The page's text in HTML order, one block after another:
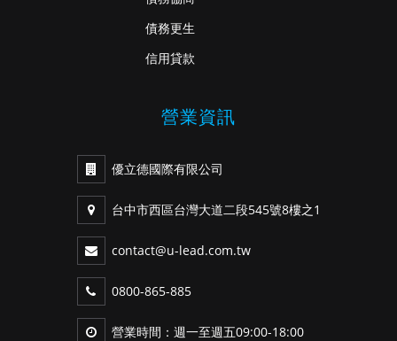
債務更生
信用貸款
營業資訊
優立德國際有限公司
台中市西區台灣大道二段545號8樓之1
contact@u-lead.com.tw
0800-865-885
營業時間：週一至週五09:00-18:00